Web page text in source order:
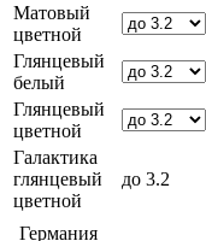
Матовый
цветной
Глянцевый
белый
Глянцевый
цветной
Галактика
глянцевый
цветной
до 3.2
Германия